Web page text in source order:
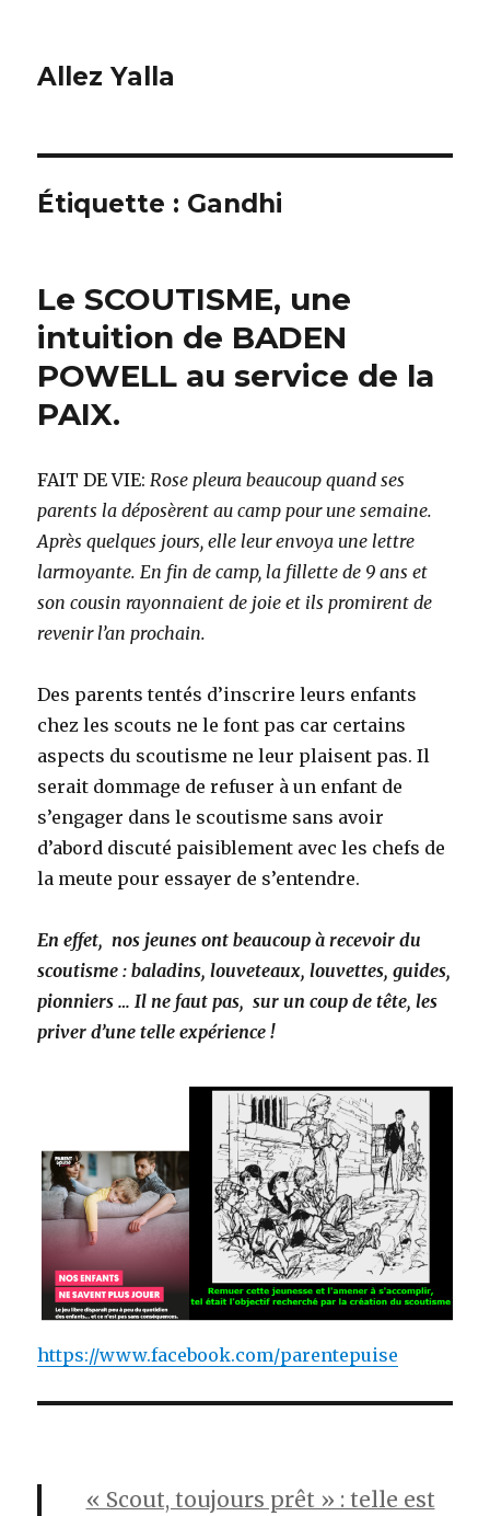
Allez Yalla
Étiquette : Gandhi
Le SCOUTISME, une
intuition de BADEN
POWELL au service de la
PAIX.
FAIT DE VIE:Rose pleura beaucoup quand ses
parents la déposèrent au camp pour une semaine.
Après quelques jours, elle leur envoya une lettre
larmoyante. En fin de camp, la fillette de 9 ans et
son cousin rayonnaient de joie et ils promirent de
revenir l’an prochain.
Des parents tentés d’inscrire leurs enfants
chez les scouts ne le font pas car certains
aspects du scoutisme ne leur plaisent pas. Il
serait dommage de refuser à un enfant de
s’engager dans le scoutisme sans avoir
d’abord discuté paisiblement avec les chefs de
la meute pour essayer de s’entendre.
En effet, nos jeunes ont beaucoup à recevoir du
scoutisme : baladins, louveteaux, louvettes, guides,
pionniers … Il ne faut pas, sur un coup de tête, les
priver d’une telle expérience !
https://www.facebook.com/parentepuise
« Scout, toujours prêt » : telle est